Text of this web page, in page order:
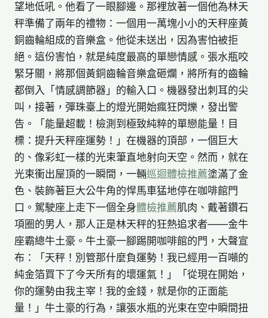
望地低吼。他看了一眼腳邊。那裡放著一個他為林天
秤準備了兩年的禮物：一個用一萬塊小小的天秤座黃
銅齒輪組成的音樂盒。他從未送出，因為害怕被拒
絕。這份害怕，就是純度最高的單戀情感。張水瓶咬
緊牙關，將那個黃銅齒輪音樂盒砸爛，將所有的齒輪
都倒入「情感調節器」的輸入口。機器發出刺耳的尖
叫，接著，彈珠臺上的燈光開始瘋狂閃爍，發出警
告。「能量超載！檢測到極致純粹的單戀能量！目
標：提升天秤座運勢！」在機器的頂部，一個巨大
的、像彩虹一樣的光束筆直地射向天空。然而，就在
光束衝出屋頂的一瞬間，一輛巡迴體檢推薦塗滿了金
色、裝飾著巨大公牛角的悍馬車猛地停在咖啡館門
口。駕駛座上走下一個全身體檢推薦肌肉、戴著鑽石
項圈的男人，那人正是林天秤的狂熱追求者——金牛
座霸總牛土豪。牛土豪一腳踢開咖啡館的門，大聲宣
布：「天秤！別管那什麼負運勢！我已經用一百噸的
純金箔買下了今天所有的壞運氣！」「從現在開始，
你的運勢由我主宰！我的金錢，就是你的正面能
量！」牛土豪的行為，讓張水瓶的光束在空中瞬間扭